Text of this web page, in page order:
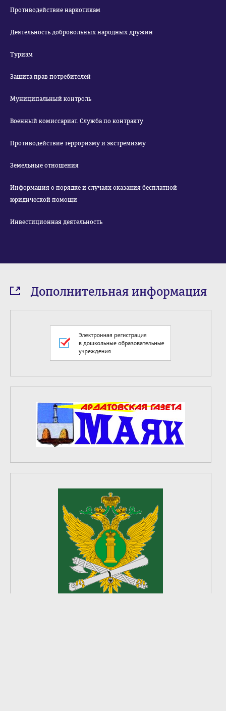
Противодействие наркотикам
Деятельность добровольных народных дружин
Туризм
Защита прав потребителей
Муниципальный контроль
Военный комиссариат. Служба по контракту
Противодействие терроризму и экстремизму
Земельные отношения
Информация о порядке и случаях оказания бесплатной
юридической помощи
Инвестиционная деятельность
Дополнительная информация